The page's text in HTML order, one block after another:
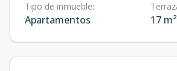
Tipo de inmueble:
Apartamentos 17 m²